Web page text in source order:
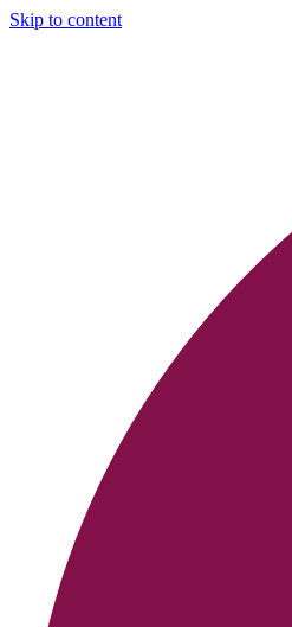
Skip to content